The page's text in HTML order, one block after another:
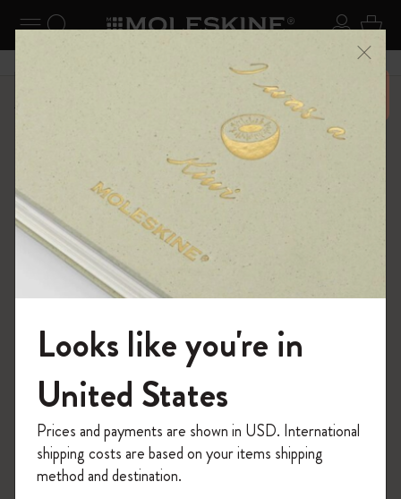
ナビゲーションの切替 ログ
検索 (キーワードなど) カ
6,500円以上のご購入で送料無料 メニ
ーを閉じる
ショップ パッションジャーナル
モレスキンの世界へようこそ
「WELCOME10」を入力すると、初回注
文が10%オフ＋送料無料になります。セ
ール・アウトレット品は適用外。
Looks like you're in
United States
Prices and payments are shown in USD. International
shipping costs are based on your items shipping
method and destination.